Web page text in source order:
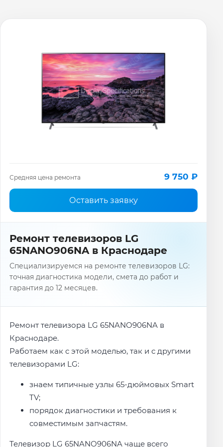
Средняя цена ремонта 9 750 ₽
Оставить заявку
Ремонт телевизоров LG
65NANO906NA в Краснодаре
Специализируемся на ремонте телевизоров LG:
точная диагностика модели, смета до работ и
гарантия до 12 месяцев.
Ремонт телевизора LG 65NANO906NA в
Краснодаре.
Работаем как с этой моделью, так и с другими
телевизорами LG:
знаем типичные узлы 65-дюймовых Smart
TV;
порядок диагностики и требования к
совместимым запчастям.
Телевизор LG 65NANO906NA чаще всего